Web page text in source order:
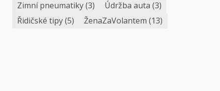
Zimní pneumatiky(3) Údržba auta (3)
Řidičské tipy(5) ŽenaZaVolantem (13)